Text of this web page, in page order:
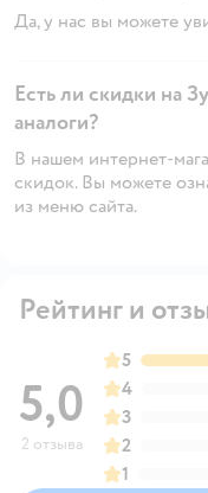
Да, у нас вы можете
Есть ли скидки на
аналоги?
В нашем интернет-
скидок. Вы можете
из меню сайта.
Рейтинг и
5,0
2 отзыва
5
4
3
2
1